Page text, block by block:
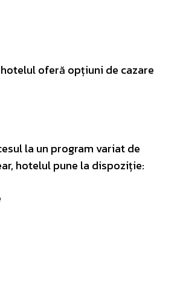
oferă opțiuni de cazare
la un program variat de
hotelul pune la dispoziție: